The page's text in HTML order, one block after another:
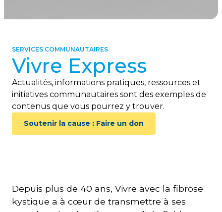
SERVICES COMMUNAUTAIRES
Vivre Express
Actualités, informations pratiques, ressources et
initiatives communautaires sont des exemples de
contenus que vous pourrez y trouver.
Soutenir la cause : Faire un don
Depuis plus de 40 ans, Vivre avec la fibrose
kystique a à cœur de transmettre à ses